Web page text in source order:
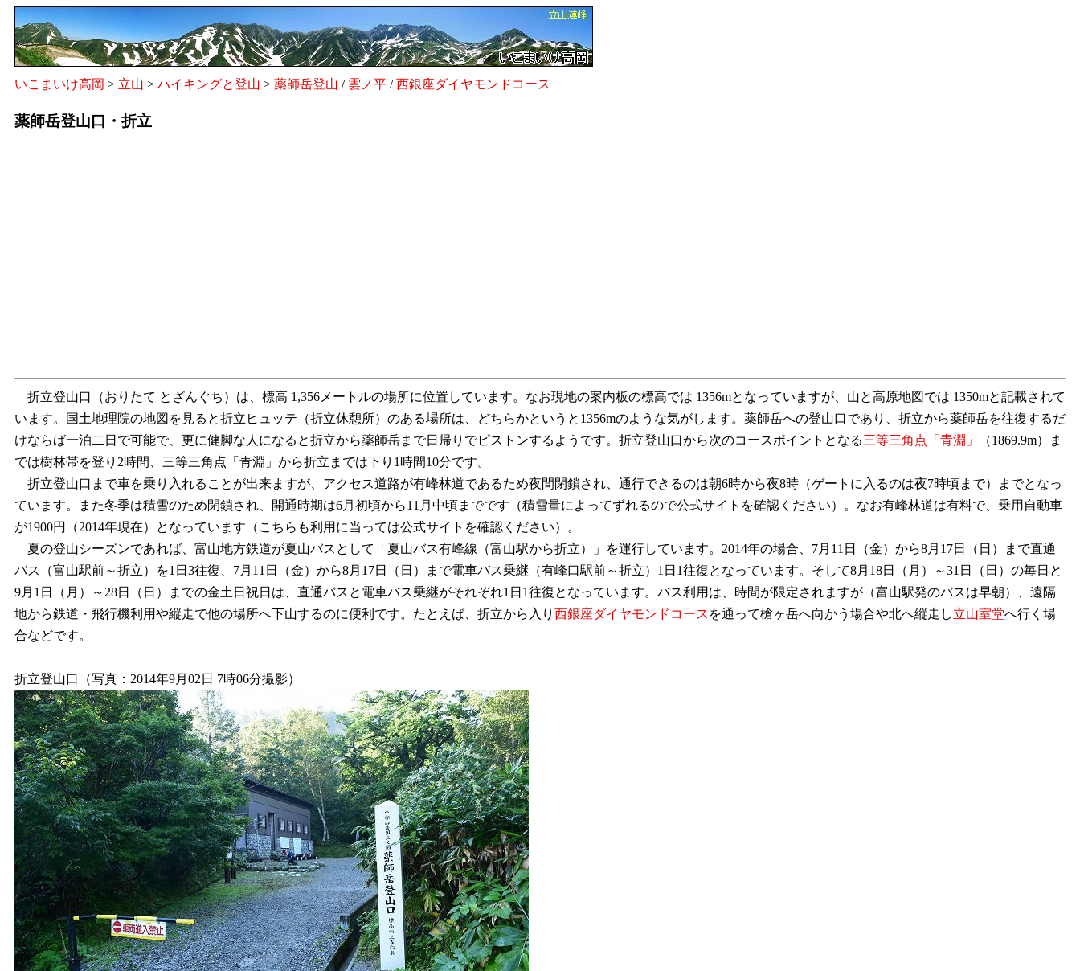
いこまいけ高岡 > 立山 > ハイキングと登山 > 薬師岳登山 / 雲ノ平 /西銀座ダイヤモンドコース
薬師岳登山口・折立
折立登山口（おりたて とざんぐち）は、標高 1,356メートルの場所に位置しています。なお現地の案内板の標高では 1356mとなっていますが、山と高原地図では 1350mと記載されて
います。国土地理院の地図を見ると折立ヒュッテ（折立休憩所）のある場所は、どちらかというと1356mのような気がします。薬師岳への登山口であり、折立から薬師岳を往復するだ
けならば一泊二日で可能で、更に健脚な人になると折立から薬師岳まで日帰りでピストンするようです。折立登山口から次のコースポイントとなる三等三角点「青淵」
（1869.9m）ま
では樹林帯を登り2時間、三等三角点「青淵」から折立までは下り1時間10分です。
折立登山口まで車を乗り入れることが出来ますが、アクセス道路が有峰林道であるため夜間閉鎖され、通行できるのは朝6時から夜8時（ゲートに入るのは夜7時頃まで）までとなっ
ています。また冬季は積雪のため閉鎖され、開通時期は6月初頃から11月中頃までです（積雪量によってずれるので公式サイトを確認ください）。なお有峰林道は有料で、乗用自動車
が1900円（2014年現在）となっています（こちらも利用に当っては公式サイトを確認ください）。
夏の登山シーズンであれば、富山地方鉄道が夏山バスとして「夏山バス有峰線（富山駅から折立）」を運行しています。2014年の場合、7月11日（金）から8月17日（日）まで直通
バス（富山駅前～折立）を1日3往復、7月11日（金）から8月17日（日）まで電車バス乗継（有峰口駅前～折立）1日1往復となっています。そして8月18日（月）～31日（日）の毎日と
9月1日（月）～28日（日）までの金土日祝日は、直通バスと電車バス乗継がそれぞれ1日1往復となっています。バス利用は、時間が限定されますが（富山駅発のバスは早朝）、遠隔
地から鉄道・飛行機利用や縦走で他の場所へ下山するのに便利です。たとえば、折立から入り 西銀座ダイヤモンドコース を通って槍ヶ岳へ向かう場合や北へ縦走し立山室堂へ行く場
合などです。
折立登山口（写真：2014年9月02日 7時06分撮影）